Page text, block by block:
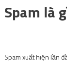
Spam là
Spam xuất hiện lần